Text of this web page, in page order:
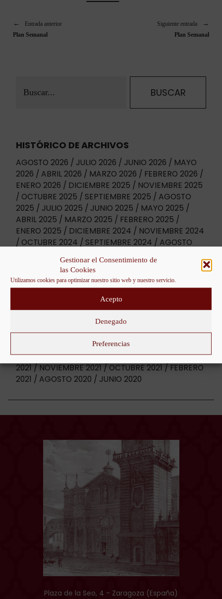
Gestionar el Consentimiento de
las Cookies
Utilizamos cookies para optimizar nuestro sitio web y nuestro servicio.
Acepto
Denegado
Preferencias
Entrada anterior
Plan Semanal
Siguiente entrada
Plan Semanal
HISTÓRICO DE ARCHIVOS
AGOSTO 2026 JULIO 2026 JUNIO 2026
MAYO
2026
ABRIL 2026 MARZO 2026
FEBRERO 2026
ENERO 2026
DICIEMBRE 2025
NOVIEMBRE 2025
OCTUBRE 2025
SEPTIEMBRE 2025
AGOSTO
2025
JULIO 2025 JUNIO 2025
MAYO 2025
ABRIL 2025
MARZO 2025
FEBRERO 2025
ENERO 2025
DICIEMBRE 2024
NOVIEMBRE 2024
OCTUBRE 2024
SEPTIEMBRE 2024
AGOSTO
MARZO 2024
FEBRERO 2024
ENERO 2024
DICIEMBRE 2023
NOVIEMBRE 2023
OCTUBRE 2023
SEPTIEMBRE 2023
AGOSTO
JUNIO 2023
ABRIL 2023
MARZO 2023 FEBRERO 2023
ENERO
DICIEMBRE 2022
NOVIEMBRE 2022
OCTUBRE 2022
SEPTIEMBRE 2022
JULIO 2022
MAYO 2022 ABRIL 2022
2022
FEBRERO 2022 ENERO 2022
DICIEMBRE
2021
NOVIEMBRE 2021 OCTUBRE 2021
FEBRERO
2021
AGOSTO 2020 JUNIO 2020
Plaza de la Seo, 4 - Zaragoza (España)